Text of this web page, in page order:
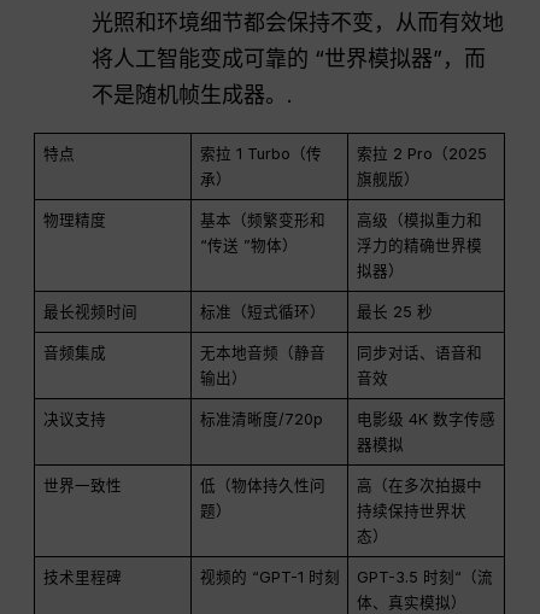
光照和环境细节都会保持不变，从而有效地
将人工智能变成可靠的 “世界模拟器”，而
不是随机帧生成器。.
特点
索拉 1 Turbo（传
承）
索拉 2 Pro（2025
旗舰版）
物理精度
基本（频繁变形和
“传送 ”物体）
高级（模拟重力和
浮力的精确世界模
拟器）
最长视频时间 标准（短式循环） 最长 25 秒
音频集成
无本地音频（静音
输出）
同步对话、语音和
音效
决议支持 标准清晰度/720p
电影级 4K 数字传感
器模拟
世界一致性
低（物体持久性问
题）
高（在多次拍摄中
持续保持世界状
态）
技术里程碑 视频的 “GPT-1 时刻
GPT-3.5 时刻“（流
体、真实模拟）